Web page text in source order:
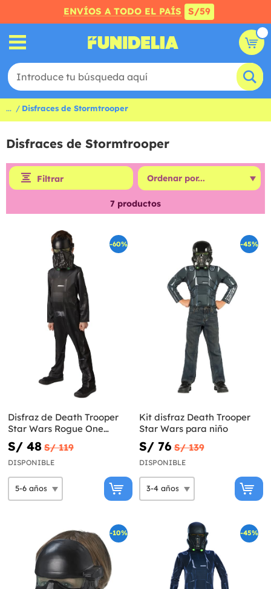
ENVÍOS A TODO EL PAÍS S/59
... Disfraces de Stormtrooper
Disfraces de Stormtrooper
Filtrar
7 productos
-60%
Disfraz de Death Trooper
Star Wars Rogue One
infantil
S/ 48 S/ 119
DISPONIBLE
-45%
Kit disfraz Death Trooper
Star Wars para niño
S/ 76 S/ 139
DISPONIBLE
-10% -45%